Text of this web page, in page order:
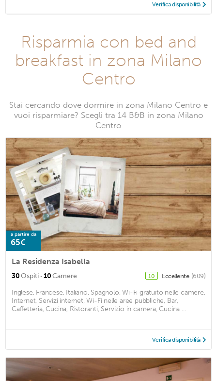
Verifica disponibilità
Risparmia con bed and
breakfast in zona Milano
Centro
Stai cercando dove dormire in zona Milano Centro e
vuoi risparmiare? Scegli tra 14 B&B in zona Milano
Centro
a partire da
65€
La Residenza Isabella
30Ospiti · 10Camere 10 Eccellente (609)
Inglese, Francese, Italiano, Spagnolo, Wi-Fi gratuito nelle camere,
Internet, Servizi internet, Wi-Fi nelle aree pubbliche, Bar,
Caffetteria, Cucina, Ristoranti, Servizio in camera, Cucina ...
Verifica disponibilità